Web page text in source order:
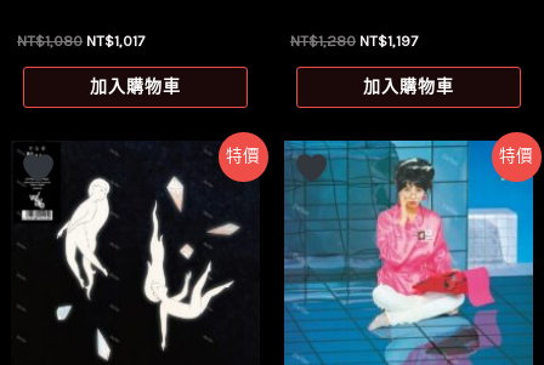
NT$1,080 原
價
格：
NT$1,017目
價
格：
加入購物車
NT$1,280 原
價
格：
NT$1,197目
價
格：
加入購物車
特價 特價